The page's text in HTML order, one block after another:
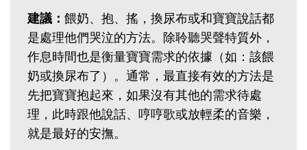
建議： 餵奶、抱、搖，換尿布或和寶寶說話都
是處理他們哭泣的方法。除聆聽哭聲特質外，
作息時間也是衡量寶寶需求的依據（如：該餵
奶或換尿布了）。通常，最直接有效的方法是
先把寶寶抱起來，如果沒有其他的需求待處
理，此時跟他說話、哼哼歌或放輕柔的音樂，
就是最好的安撫。